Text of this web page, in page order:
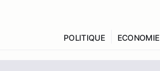
POLITIQUE ECONOMIE